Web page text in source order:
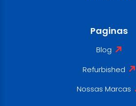
Paginas
Blog
Refurbished
Nossas Marcas